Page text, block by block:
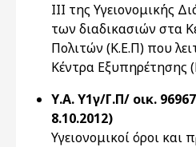
ΙΙΙ της Υγειονομικής
των διαδικασιών στα
Πολιτών (Κ.Ε.Π) που
Κέντρα Εξυπηρέτησης
Υ.Α. Υ1γ/Γ.Π/ οικ.
8.10.2012)
Υγειονομικοί όροι και